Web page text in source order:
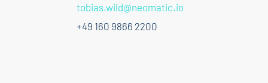
tobias.wild@neomatic.io
+49 160 9866 2200